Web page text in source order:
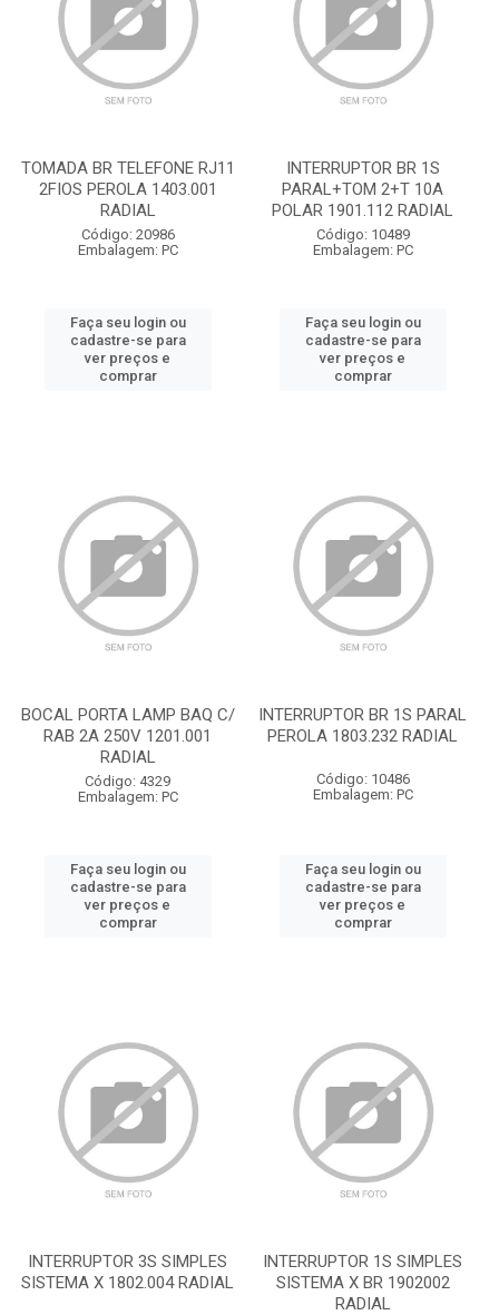
TOMADA BR TELEFONE RJ11
2FIOS PEROLA 1403.001
RADIAL
Código: 20986
Embalagem: PC
Faça seu login ou
cadastre-se para
ver preços e
comprar
INTERRUPTOR BR 1S
PARAL+TOM 2+T 10A
POLAR 1901.112 RADIAL
Código: 10489
Embalagem: PC
Faça seu login ou
cadastre-se para
ver preços e
comprar
BOCAL PORTA LAMP BAQ C/
RAB 2A 250V 1201.001
RADIAL
Código: 4329
Embalagem: PC
Faça seu login ou
cadastre-se para
ver preços e
comprar
INTERRUPTOR BR 1S PARAL
PEROLA 1803.232 RADIAL
Código: 10486
Embalagem: PC
Faça seu login ou
cadastre-se para
ver preços e
comprar
INTERRUPTOR 3S SIMPLES
SISTEMA X 1802.004 RADIAL
INTERRUPTOR 1S SIMPLES
SISTEMA X BR 1902002
RADIAL